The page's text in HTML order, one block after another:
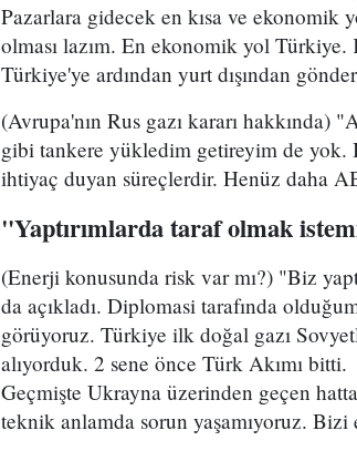
Pazarlara gidecek en kısa ve ekonomik
olması lazım. En ekonomik yol
Türkiye'ye ardından yurt dışından
(Avrupa'nın Rus gazı kararı hakkında)
gibi tankere yükledim getireyim de yok.
ihtiyaç duyan süreçlerdir. Henüz daha
"Yaptırımlarda taraf olmak
(Enerji konusunda risk var mı?) "Biz
da açıkladı. Diplomasi tarafında
görüyoruz. Türkiye ilk doğal gazı
alıyorduk. 2 sene önce Türk Akımı
Geçmişte Ukrayna üzerinden geçen
teknik anlamda sorun yaşamıyoruz.